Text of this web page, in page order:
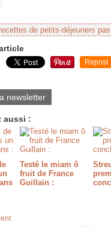
de petits-déjeuners
Repost
newsletter
aussi :
Testé le miam ô
fruit de France
Guillain :